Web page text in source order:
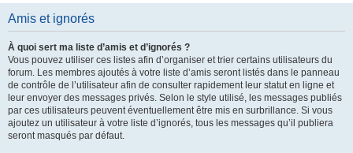
Amis et ignorés
À quoi sert ma liste d’amis et d’ignorés ?
Vous pouvez utiliser ces listes afin d’organiser et trier certains utilisateurs du
forum. Les membres ajoutés à votre liste d’amis seront listés dans le panneau
de contrôle de l’utilisateur afin de consulter rapidement leur statut en ligne et
leur envoyer des messages privés. Selon le style utilisé, les messages publiés
par ces utilisateurs peuvent éventuellement être mis en surbrillance. Si vous
ajoutez un utilisateur à votre liste d’ignorés, tous les messages qu’il publiera
seront masqués par défaut.